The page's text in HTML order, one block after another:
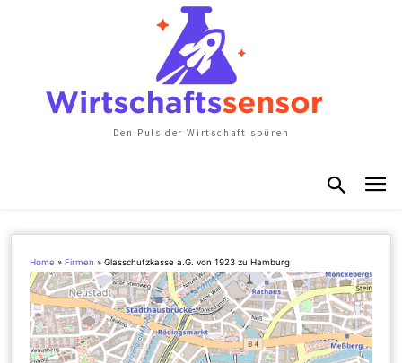
Den Puls der Wirtschaft spüren
Home » Firmen »Glasschutzkasse a.G. von 1923 zu Hamburg